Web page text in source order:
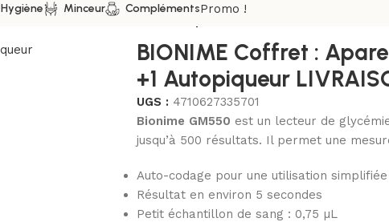
Hygiène Minceur ComplémentsPromo !
Glucomètres BIONIME Coffret : Apareil + 100 bandelettes +1
BIONIME Coffret :
+1 Autopiqueur
UGS : 4710627335701
Bionime GM550 est un lecteur de
jusqu’à 500 résultats. Il permet une
Auto-codage pour une utilisation simplifiée
Résultat en environ 5 secondes
Petit échantillon de sang : 0,75 µL